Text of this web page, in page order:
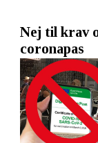
Nej til krav
coronapas